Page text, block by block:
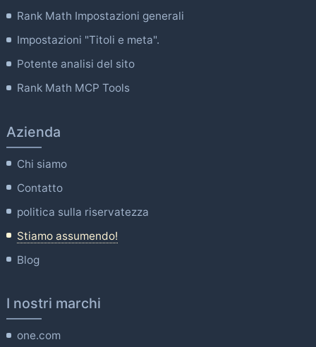
Rank Math Impostazioni generali
Impostazioni "Titoli e meta".
Potente analisi del sito
Rank Math MCP Tools
Azienda
Chi siamo
Contatto
politica sulla riservatezza
Stiamo assumendo!
Blog
I nostri marchi
one.com